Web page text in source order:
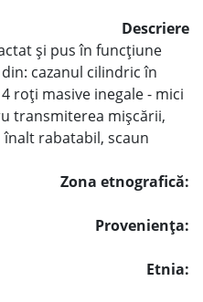
Descriere
şi pus în funcţiune
cazanul cilindric în
roţi masive inegale - mici
transmiterea mişcării,
rabatabil, scaun
Zona etnografică:
Provenienţa:
Etnia: